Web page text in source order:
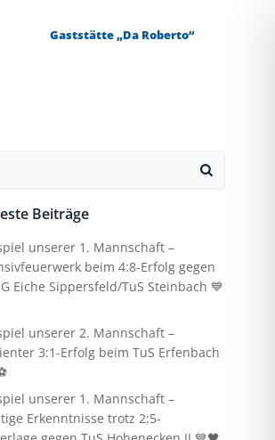
Gaststätte „Da Roberto“
Beiträge
unserer 1. Mannschaft –
beim 4:8-Erfolg gegen
Eiche Sippersfeld/TuS Steinbach 💙
unserer 2. Mannschaft –
3:1-Erfolg beim TuS Erfenbach
unserer 1. Mannschaft –
Erkenntnisse trotz 2:5-